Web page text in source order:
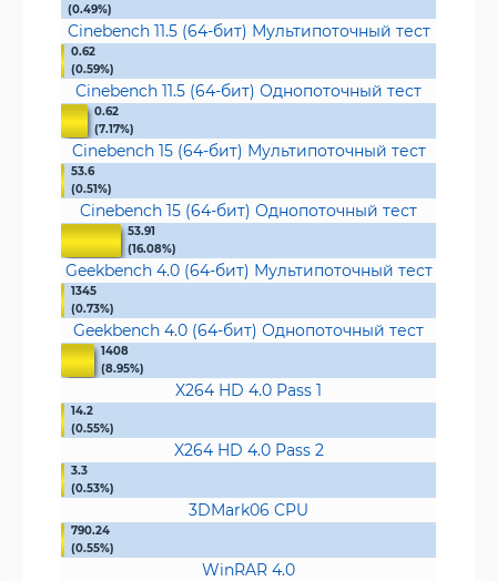
(0.49%)
Cinebench 11.5 (64-бит) Мультипоточный тест
0.62
(0.59%)
Cinebench 11.5 (64-бит) Однопоточный тест
0.62
(7.17%)
Cinebench 15 (64-бит) Мультипоточный тест
53.6
(0.51%)
Cinebench 15 (64-бит) Однопоточный тест
53.91
(16.08%)
Geekbench 4.0 (64-бит) Мультипоточный тест
1345
(0.73%)
Geekbench 4.0 (64-бит) Однопоточный тест
1408
(8.95%)
X264 HD 4.0 Pass 1
14.2
(0.55%)
X264 HD 4.0 Pass 2
3.3
(0.53%)
3DMark06 CPU
790.24
(0.55%)
WinRAR 4.0